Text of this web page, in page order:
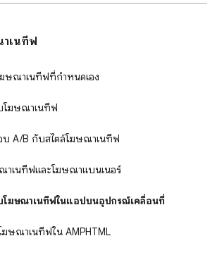
าเนทีฟ
ษณาเนทีฟที่กำหนดเอง
โฆษณาเนทีฟ
บ A/B กับสไตล์โฆษณาเนทีฟ
าเนทีฟและโฆษณาแบนเนอร์
โฆษณาเนทีฟในแอปบนอุปกรณ์เคลื่อนที่
ฆษณาเนทีฟใน AMPHTML